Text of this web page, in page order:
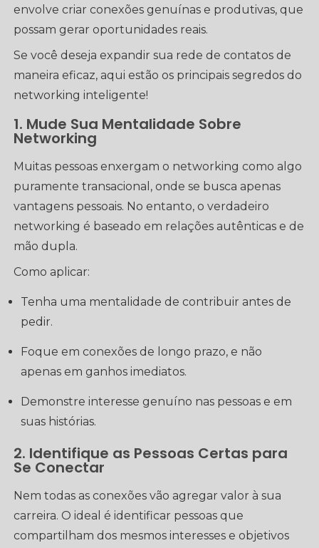
envolve criar conexões genuínas e produtivas, que
possam gerar oportunidades reais.
Se você deseja expandir sua rede de contatos de
maneira eficaz, aqui estão os principais segredos do
networking inteligente!
1. Mude Sua Mentalidade Sobre
Networking
Muitas pessoas enxergam o networking como algo
puramente transacional, onde se busca apenas
vantagens pessoais. No entanto, o verdadeiro
networking é baseado em relações autênticas e de
mão dupla.
Como aplicar:
Tenha uma mentalidade de contribuir antes de
pedir.
Foque em conexões de longo prazo, e não
apenas em ganhos imediatos.
Demonstre interesse genuíno nas pessoas e em
suas histórias.
2. Identifique as Pessoas Certas para
Se Conectar
Nem todas as conexões vão agregar valor à sua
carreira. O ideal é identificar pessoas que
compartilham dos mesmos interesses e objetivos